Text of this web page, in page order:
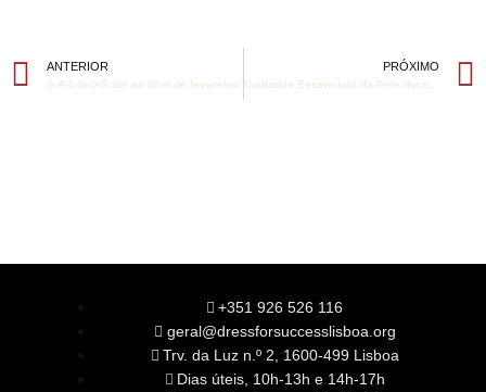
ANTERIOR
S-A-L-D-O-S até ao final de fevereiro
PRÓXIMO
+351 926 526 116
geral@dressforsuccesslisboa.org
Trv. da Luz n.º 2, 1600-499 Lisboa
Dias úteis, 10h-13h e 14h-17h